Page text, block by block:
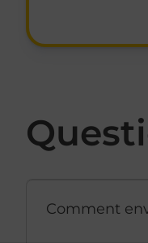
Comment